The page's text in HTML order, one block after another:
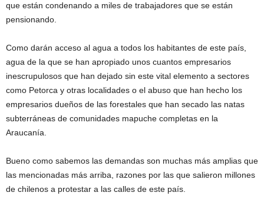
que están condenando a miles de trabajadores que se están
pensionando.
Como darán acceso al agua a todos los habitantes de este país,
agua de la que se han apropiado unos cuantos empresarios
inescrupulosos que han dejado sin este vital elemento a sectores
como Petorca y otras localidades o el abuso que han hecho los
empresarios dueños de las forestales que han secado las natas
subterráneas de comunidades mapuche completas en la
Araucanía.
Bueno como sabemos las demandas son muchas más amplias que
las mencionadas más arriba, razones por las que salieron millones
de chilenos a protestar a las calles de este país.